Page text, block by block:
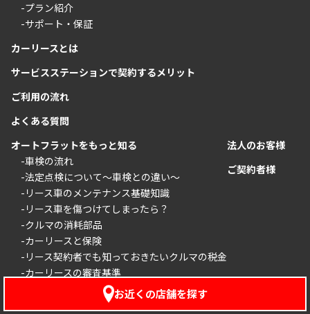
-プラン紹介
-サポート・保証
カーリースとは
サービスステーションで契約するメリット
ご利用の流れ
よくある質問
オートフラットをもっと知る
-車検の流れ
-法定点検について〜車検との違い〜
-リース車のメンテナンス基礎知識
-リース車を傷つけてしまったら？
-クルマの消耗部品
-カーリースと保険
-リース契約者でも知っておきたいクルマの税金
-カーリースの審査基準
法人のお客様
ご契約者様
お近くの店舗を探す